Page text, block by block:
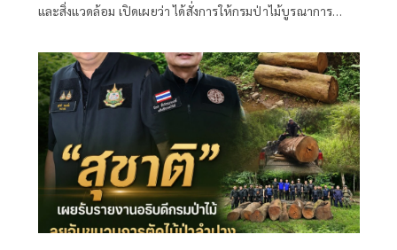
และสิ่งแวดล้อม เปิดเผยว่า ได้สั่งการให้กรมป่าไม้บูรณาการ
อาณาจักร (กอ.รมน.) และหน่วยงานที่เกี่ยวข้อง